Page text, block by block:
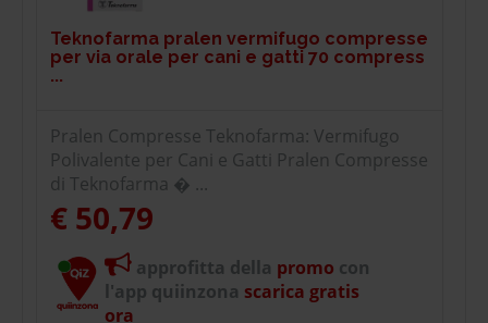
Teknofarma pralen vermifugo compresse
per via orale per cani e gatti 70 compress
...
Pralen Compresse Teknofarma: Vermifugo
Polivalente per Cani e Gatti Pralen Compresse
di Teknofarma � ...
€ 50,79
approfitta della promo con
l'app quiinzona scarica gratis
ora